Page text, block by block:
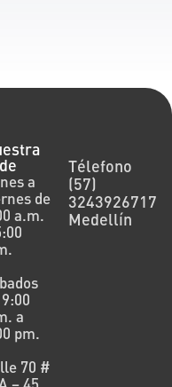
a
de
a.m.
a
pm.
70 #
Télefono
(57)
3243926717
Medellín